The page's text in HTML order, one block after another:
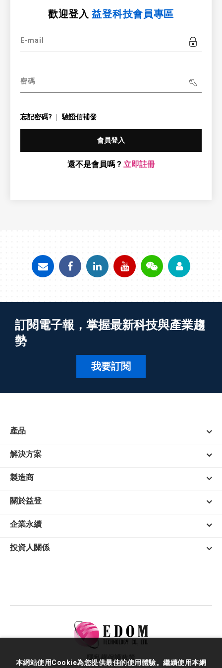
歡迎登入益登科技會員專區
E-mail
密碼
忘記密碼? 驗證信補發
會員登入
還不是會員嗎 ? 立即註冊
訂閱電子報，掌握最新科技與產業趨
勢
我要訂閱
產品
解決方案
製造商
關於益登
企業永續
投資人關係
隱私權保護政策
本網站使用Cookie為您提供最佳的使用體驗。繼續使用本網